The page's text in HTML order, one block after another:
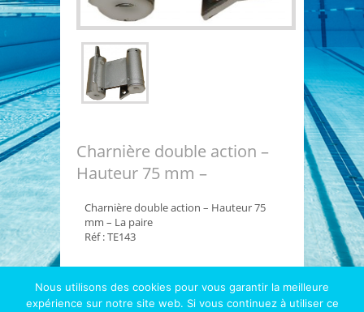
Charnière double action –
Hauteur 75 mm –
Charnière double action – Hauteur 75
mm – La paire
Réf : TE143
Nous utilisons des cookies pour vous garantir la meilleure
expérience sur notre site web. Si vous continuez à utiliser ce